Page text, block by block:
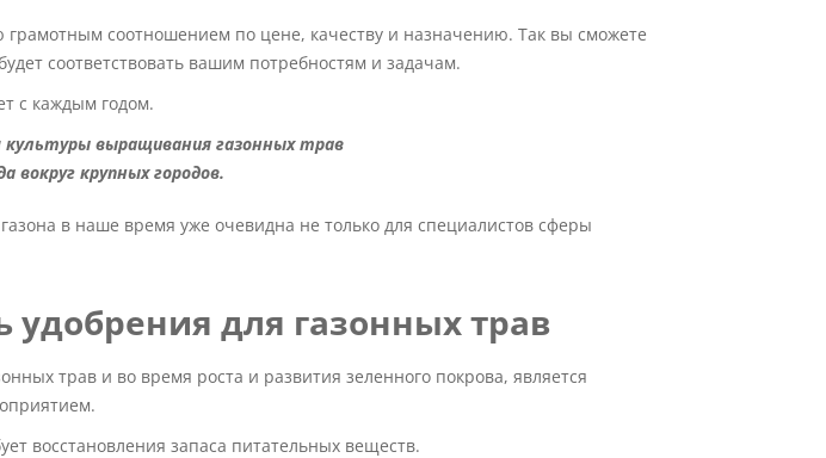
соотношением по цене, качеству и назначению. Так вы сможете
соответствовать вашим потребностям и задачам.
с каждым годом.
выращивания газонных трав
вокруг крупных городов.
в наше время уже очевидна не только для специалистов сферы
удобрения для газонных трав
трав и во время роста и развития зеленного покрова, является
восстановления запаса питательных веществ.